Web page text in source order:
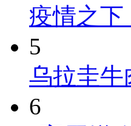
疫情之
5
乌拉圭牛
6